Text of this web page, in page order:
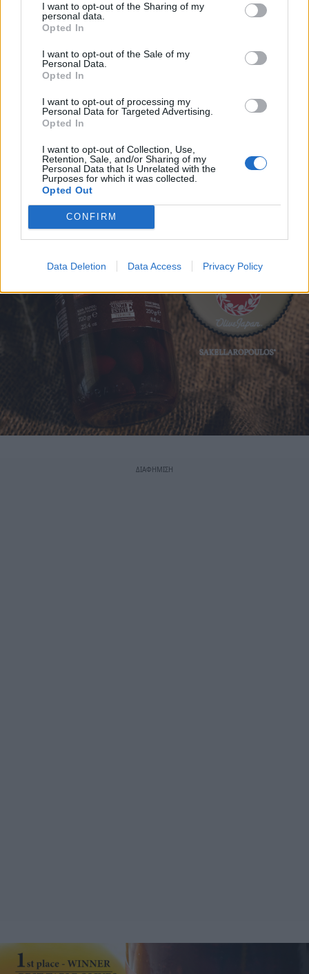
I want to opt-out of the Sharing of my
personal data.
Opted In
I want to opt-out of the Sale of my
Personal Data.
Opted In
I want to opt-out of processing my
Personal Data for Targeted Advertising.
Opted In
I want to opt-out of Collection, Use,
Retention, Sale, and/or Sharing of my
Personal Data that Is Unrelated with the
Purposes for which it was collected.
Opted Out
CONFIRM
Data Deletion Data Access Privacy Policy